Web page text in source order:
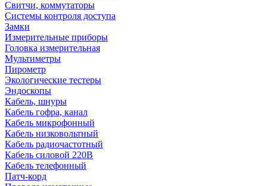
Свитчи, коммутаторы
Системы контроля доступа
Замки
Измерительные приборы
Головка измерительная
Мультиметры
Пирометр
Экологические тестеры
Эндоскопы
Кабель, шнуры
Кабель гофра, канал
Кабель микрофонный
Кабель низковольтный
Кабель радиочастотный
Кабель силовой 220В
Кабель телефонный
Патч-корд